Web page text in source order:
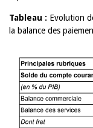
Tableau : Evolution
la balance des